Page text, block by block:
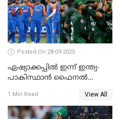
Posted On 28-09-2025
ഏഷ്യാക്കപ്പില്‍ ഇന്ന് ഇന്ത്യ-
പാകിസ്ഥാന്‍ ഫൈനല്‍
1 Min Read View All